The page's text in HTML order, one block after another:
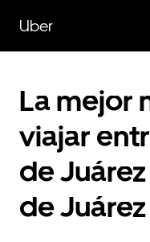
contenido
principal
Uber
La mejor
viajar
de
de Juárez